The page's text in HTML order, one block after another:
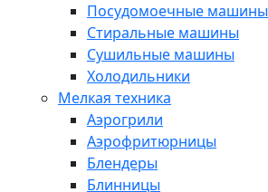
Посудомоечные машины
Стиральные машины
Сушильные машины
Холодильники
Мелкая техника
Аэрогрили
Аэрофритюрницы
Блендеры
Блинницы